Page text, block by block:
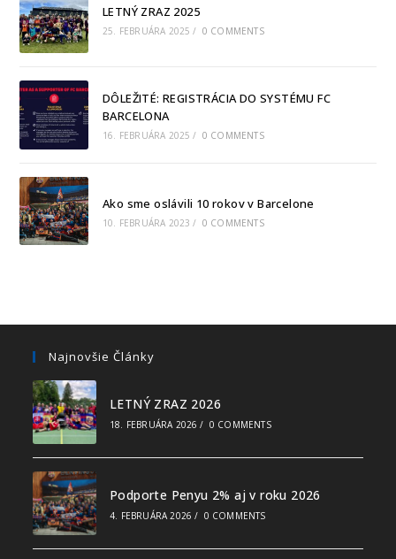
LETNÝ ZRAZ 2025
25. FEBRUÁRA 2025 / 0 COMMENTS
DÔLEŽITÉ: REGISTRÁCIA DO SYSTÉMU FC
BARCELONA
16. FEBRUÁRA 2025 / 0 COMMENTS
Ako sme oslávili 10 rokov v Barcelone
10. FEBRUÁRA 2023 / 0 COMMENTS
Najnovšie Články
LETNÝ ZRAZ 2026
18. FEBRUÁRA 2026 / 0 COMMENTS
Podporte Penyu 2% aj v roku 2026
4. FEBRUÁRA 2026 / 0 COMMENTS